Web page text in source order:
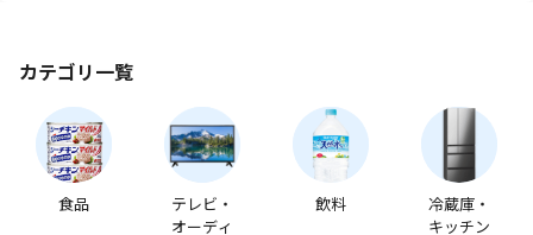
カテゴリ一覧
食品
テレビ・
オーディ
飲料
冷蔵庫・
キッチン